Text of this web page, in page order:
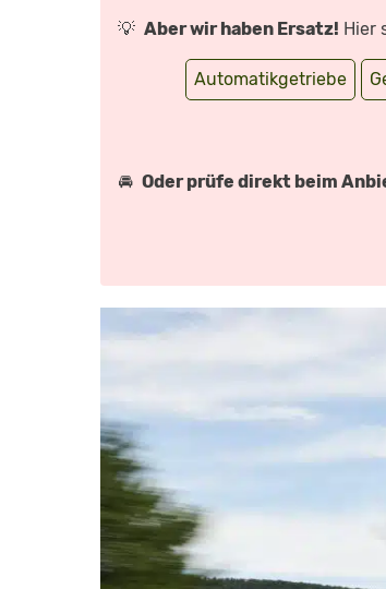
💡 Aber wir haben Ersatz! Hier
Automatikgetriebe
🚘 Oder prüfe direkt beim
UND
SPORT“